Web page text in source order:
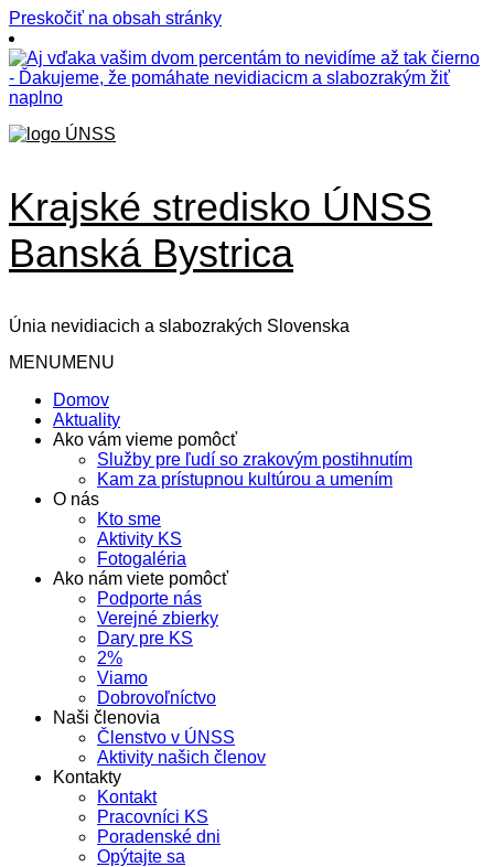
Preskočiť na obsah stránky
Krajské stredisko ÚNSS
Banská Bystrica
Únia nevidiacich a slabozrakých Slovenska
MENUMENU
Domov
Aktuality
Ako vám vieme pomôcť
Služby pre ľudí so zrakovým postihnutím
Kam za prístupnou kultúrou a umením
O nás
Kto sme
Aktivity KS
Fotogaléria
Ako nám viete pomôcť
Podporte nás
Verejné zbierky
Dary pre KS
2%
Viamo
Dobrovoľníctvo
Naši členovia
Členstvo v ÚNSS
Aktivity našich členov
Kontakty
Kontakt
Pracovníci KS
Poradenské dni
Opýtajte sa